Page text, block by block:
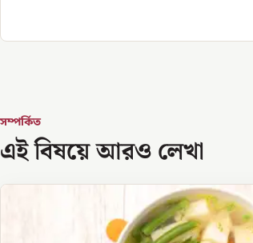
সম্পর্কিত
এই বিষয়ে আরও লেখা